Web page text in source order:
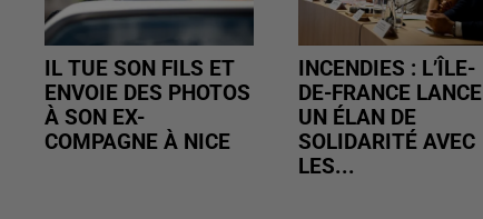
IL TUE SON FILS ET
ENVOIE DES PHOTOS
À SON EX-
COMPAGNE À NICE
INCENDIES : L’ÎLE-
DE-FRANCE LANCE
UN ÉLAN DE
SOLIDARITÉ AVEC
LES...